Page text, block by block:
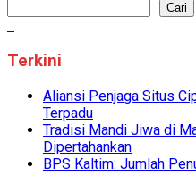
Cari
Terkini
Aliansi Penjaga Situs
Terpadu
Tradisi Mandi Jiwa di
Dipertahankan
BPS Kaltim: Jumlah